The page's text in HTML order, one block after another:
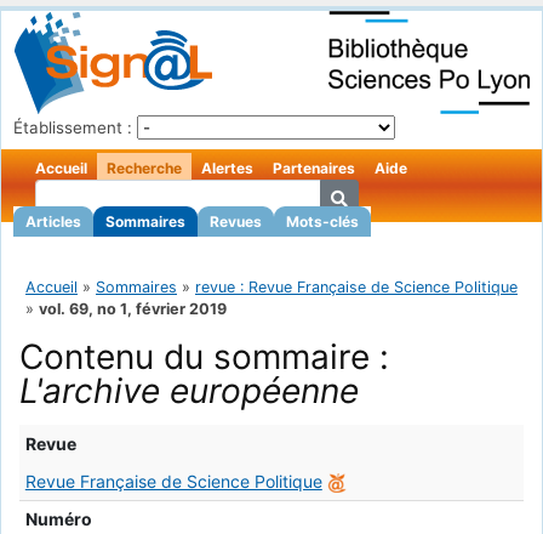
Établissement :
Accueil Recherche
Articles Sommaires Revues Mots-clés
Alertes Partenaires Aide
Accueil » Sommaires » revue : Revue Française de Science Politique
» vol. 69, no 1, février 2019
Contenu du sommaire :
L'archive européenne
Revue
Revue Française de Science Politique
Numéro